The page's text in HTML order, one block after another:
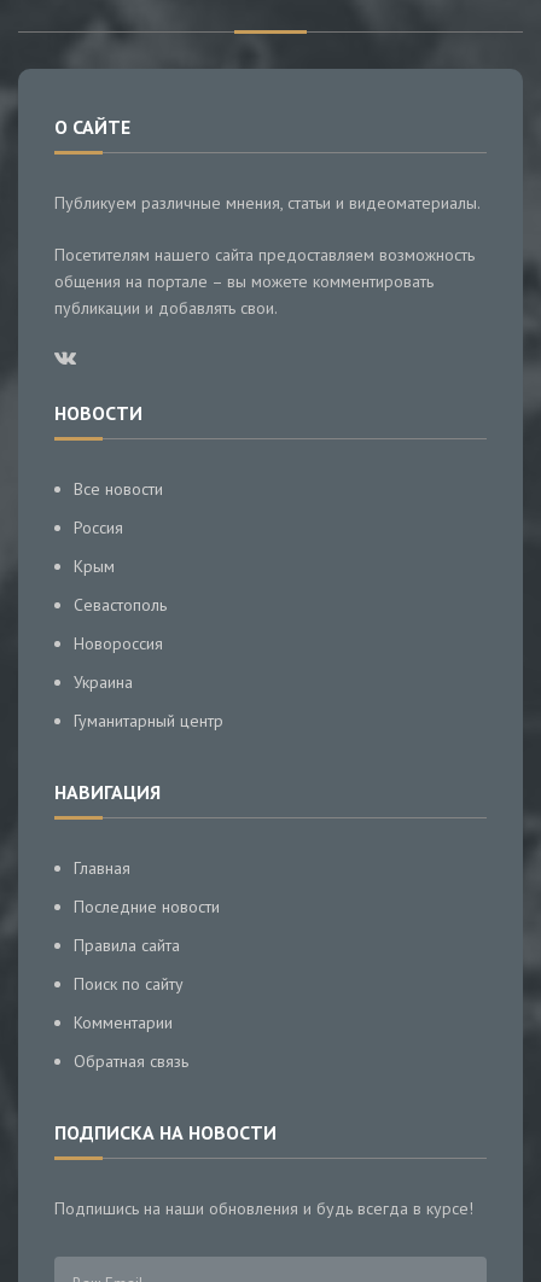
О САЙТЕ
Публикуем различные мнения, статьи и видеоматериалы.
Посетителям нашего сайта предоставляем возможность
общения на портале – вы можете комментировать
публикации и добавлять свои.
НОВОСТИ
Все новости
Россия
Крым
Севастополь
Новороссия
Украина
Гуманитарный центр
НАВИГАЦИЯ
Главная
Последние новости
Правила сайта
Поиск по сайту
Комментарии
Обратная связь
ПОДПИСКА НА НОВОСТИ
Подпишись на наши обновления и будь всегда в курсе!